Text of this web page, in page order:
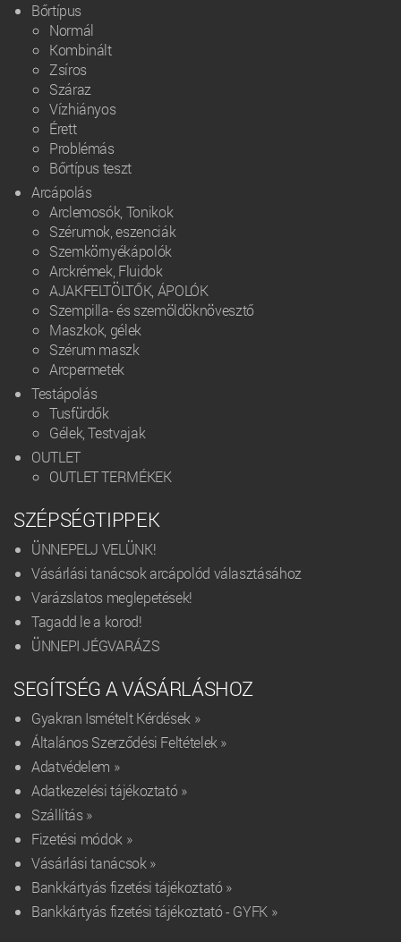
Bőrtípus
Normál
Kombinált
Zsíros
Száraz
Vízhiányos
Érett
Problémás
Bőrtípus teszt
Arcápolás
Arclemosók, Tonikok
Szérumok, eszenciák
Szemkörnyékápolók
Arckrémek, Fluidok
AJAKFELTÖLTŐK, ÁPOLÓK
Szempilla- és szemöldöknövesztő
Maszkok, gélek
Szérum maszk
Arcpermetek
Testápolás
Tusfürdők
Gélek, Testvajak
OUTLET
OUTLET TERMÉKEK
SZÉPSÉGTIPPEK
ÜNNEPELJ VELÜNK!
Vásárlási tanácsok arcápolód választásához
Varázslatos meglepetések!
Tagadd le a korod!
ÜNNEPI JÉGVARÁZS
SEGÍTSÉG A VÁSÁRLÁSHOZ
Gyakran Ismételt Kérdések »
Általános Szerződési Feltételek »
Adatvédelem »
Adatkezelési tájékoztató »
Szállítás »
Fizetési módok »
Vásárlási tanácsok »
Bankkártyás fizetési tájékoztató »
Bankkártyás fizetési tájékoztató - GYFK »